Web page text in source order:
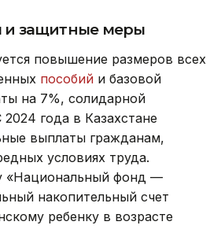
и защитные меры
повышение размеров всех
пособий и базовой
на 7%, солидарной
года в Казахстане
выплаты гражданам,
условиях труда.
«Национальный фонд —
накопительный счет
ребенку в возрасте